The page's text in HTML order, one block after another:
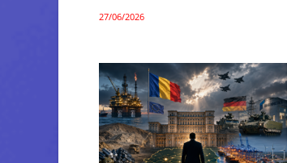
27/06/2026